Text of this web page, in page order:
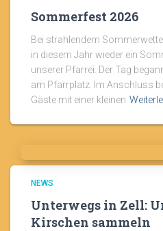
Sommerfest 2026
Bei strahlendem
in diesem Jahr wieder ein
unserer Pfarrei. Der Tag
am Pfarrplatz. Im Anschluss
Gäste mit einer kleinen
NEWS
Unterwegs in Zell:
Kirschen sammeln